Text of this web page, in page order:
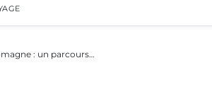
: un parcours…